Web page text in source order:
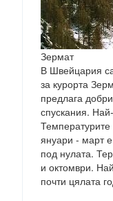
Зермат
В Швейцария
за курорта
предлага
спускания.
януари - март
под нулата.
и октомври.
почти цялата